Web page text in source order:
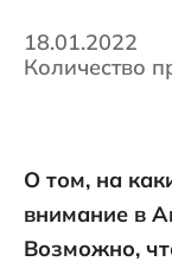
18.01.2022
Количество
О том, на
внимание в
Возможно,